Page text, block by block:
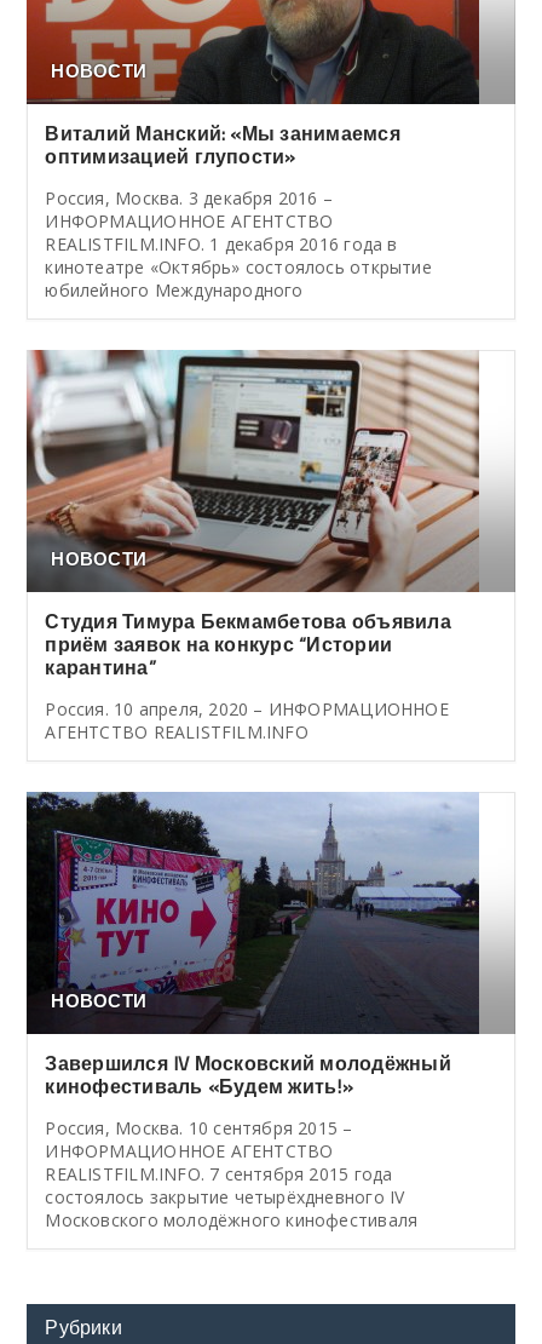
НОВОСТИ
Виталий Манский: «Мы занимаемся
оптимизацией глупости»
Россия, Москва. 3 декабря 2016 –
ИНФОРМАЦИОННОЕ АГЕНТСТВО
REALISTFILM.INFO. 1 декабря 2016 года в
кинотеатре «Октябрь» состоялось открытие
юбилейного Международного
НОВОСТИ
Студия Тимура Бекмамбетова объявила
приём заявок на конкурс “Истории
карантина”
Россия. 10 апреля, 2020 – ИНФОРМАЦИОННОЕ
АГЕНТСТВО REALISTFILM.INFO
НОВОСТИ
Завершился IV Московский молодёжный
кинофестиваль «Будем жить!»
Россия, Москва. 10 сентября 2015 –
ИНФОРМАЦИОННОЕ АГЕНТСТВО
REALISTFILM.INFO. 7 сентября 2015 года
состоялось закрытие четырёхдневного IV
Московского молодёжного кинофестиваля
Рубрики